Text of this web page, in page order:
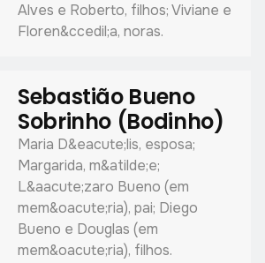
Alves e Roberto, filhos; Viviane e
Floren&ccedil;a, noras.
Sebastião Bueno
Sobrinho (Bodinho)
Maria D&eacute;lis, esposa;
Margarida, m&atilde;e;
L&aacute;zaro Bueno (em
mem&oacute;ria), pai; Diego
Bueno e Douglas (em
mem&oacute;ria), filhos.